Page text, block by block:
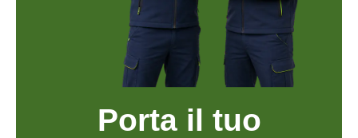
Porta il tuo